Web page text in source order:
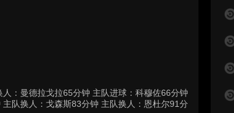
：曼德拉戈拉65分钟 主队进球：科穆佐66分钟
队换人：戈森斯83分钟 主队换人：恩杜尔91分